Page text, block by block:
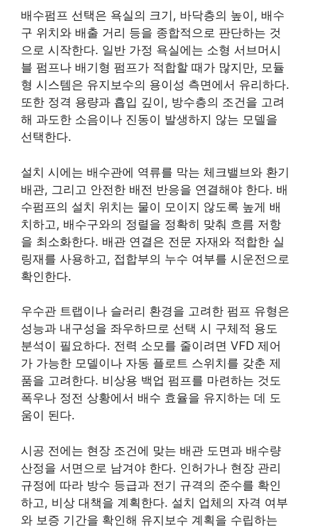
배수펌프 선택은 욕실의 크기, 바닥층의 높이, 배수
구 위치와 배출 거리 등을 종합적으로 판단하는 것
으로 시작한다. 일반 가정 욕실에는 소형 서브머시
블 펌프나 배기형 펌프가 적합할 때가 많지만, 모듈
형 시스템은 유지보수의 용이성 측면에서 유리하다.
또한 정격 용량과 흡입 깊이, 방수층의 조건을 고려
해 과도한 소음이나 진동이 발생하지 않는 모델을
선택한다.
설치 시에는 배수관에 역류를 막는 체크밸브와 환기
배관, 그리고 안전한 배전 반응을 연결해야 한다. 배
수펌프의 설치 위치는 물이 모이지 않도록 높게 배
치하고, 배수구와의 정렬을 정확히 맞춰 흐름 저항
을 최소화한다. 배관 연결은 전문 자재와 적합한 실
링재를 사용하고, 접합부의 누수 여부를 시운전으로
확인한다.
우수관 트랩이나 슬러리 환경을 고려한 펌프 유형은
성능과 내구성을 좌우하므로 선택 시 구체적 용도
분석이 필요하다. 전력 소모를 줄이려면 VFD 제어
가 가능한 모델이나 자동 플로트 스위치를 갖춘 제
품을 고려한다. 비상용 백업 펌프를 마련하는 것도
폭우나 정전 상황에서 배수 효율을 유지하는 데 도
움이 된다.
시공 전에는 현장 조건에 맞는 배관 도면과 배수량
산정을 서면으로 남겨야 한다. 인허가나 현장 관리
규정에 따라 방수 등급과 전기 규격의 준수를 확인
하고, 비상 대책을 계획한다. 설치 업체의 자격 여부
와 보증 기간을 확인해 유지보수 계획을 수립하는